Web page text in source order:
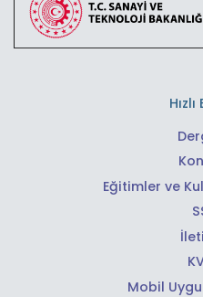
Eğitimler ve
Mobil